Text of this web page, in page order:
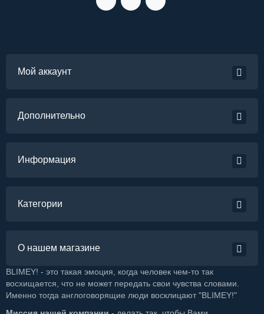
Мой аккаунт
Дополнительно
Информация
Категории
О нашем магазине
BLIMEY! - это такая эмоция, когда человек чем-то так
восхищается, что не может передать свои чувства словами.
Именно тогда англоговорящие люди восклицают "BLIMEY!"